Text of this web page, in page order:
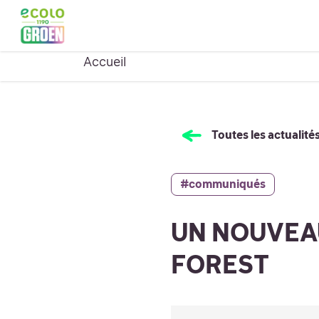
Ouvrir le menu
ACCUEIL
Montrer le sous-menu pour
Accueil
Toutes les
#communiqués
UN
FOREST